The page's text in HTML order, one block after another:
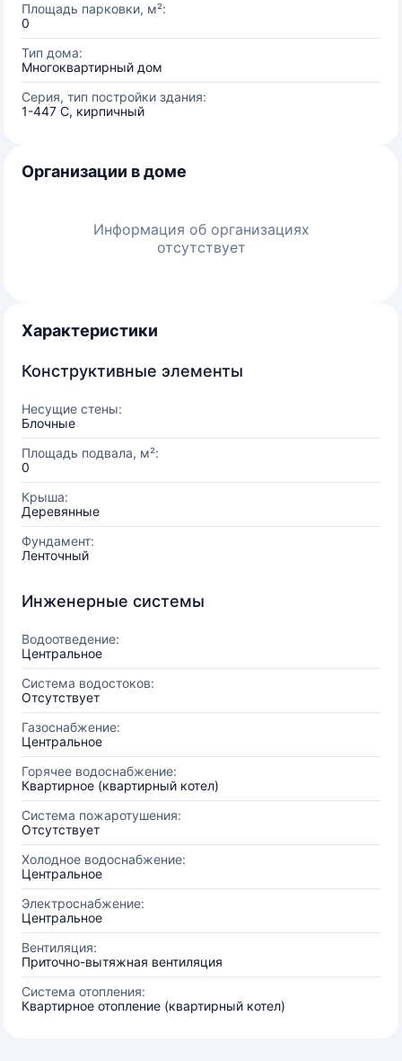
Площадь парковки, м²:
0
Тип дома:
Многоквартирный дом
Серия, тип постройки здания:
1-447 С, кирпичный
Организации в доме
Информация об организациях
отсутствует
Характеристики
Конструктивные элементы
Несущие стены:
Блочные
Площадь подвала, м²:
0
Крыша:
Деревянные
Фундамент:
Ленточный
Инженерные системы
Водоотведение:
Центральное
Система водостоков:
Отсутствует
Газоснабжение:
Центральное
Горячее водоснабжение:
Квартирное (квартирный котел)
Система пожаротушения:
Отсутствует
Холодное водоснабжение:
Центральное
Электроснабжение:
Центральное
Вентиляция:
Приточно-вытяжная вентиляция
Система отопления:
Квартирное отопление (квартирный котел)